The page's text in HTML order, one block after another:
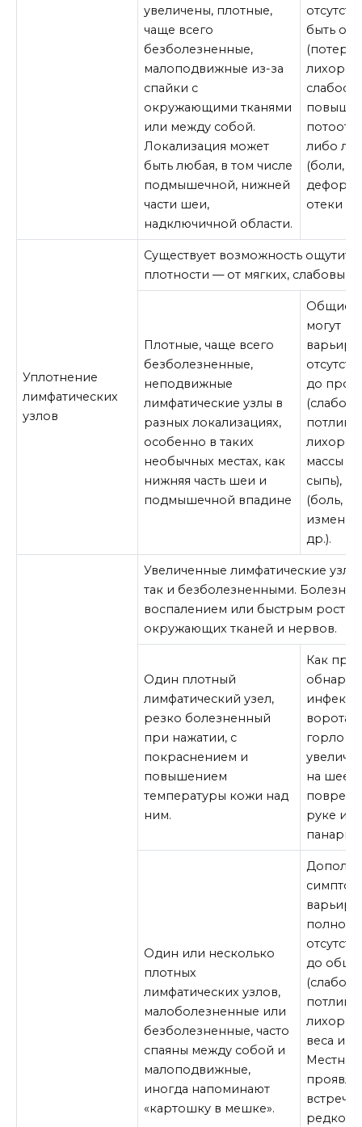
увеличены, плотные,
чаще всего
безболезненные,
малоподвижные из-за
спайки с
окружающими тканями
или между собой.
Локализация может
быть любая, в том числе
подмышечной, нижней
части шеи,
надключичной области.
быть
(потеря
либо
(боли,
отеки и
Уплотнение
лимфатических
узлов
Существует возможность
плотности — от мягких,
Плотные, чаще всего
безболезненные,
неподвижные
лимфатические узлы в
разных локализациях,
особенно в таких
необычных местах, как
нижняя часть шеи и
подмышечной впадине
Общие
могут
до
массы
сыпь),
(боль,
др.).
Увеличенные лимфатические
так и безболезненными.
воспалением или быстрым
окружающих тканей и нервов.
Один плотный
лимфатический узел,
резко болезненный
при нажатии, с
покраснением и
повышением
температуры кожи над
ним.
Как
ворота:
горло
на шее,
руке
Один или несколько
плотных
лимфатических узлов,
малоболезненные или
безболезненные, часто
спаяны между собой и
малоподвижные,
иногда напоминают
«картошку в мешке».
полного
до
веса и
Местные
редко,